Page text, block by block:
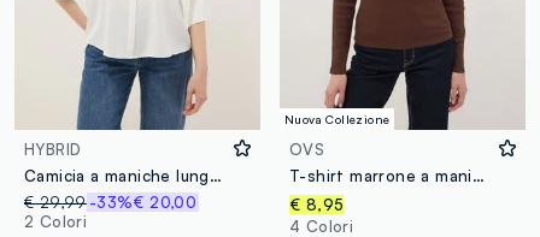
HYBRID
Camicia a maniche lunghe bianca regular fit con collo a fascia
€ 29,99-33%€ 20,00
2 Colori
Nuova Collezione
OVS
T-shirt marrone a maniche lunghe in puro cotone
€ 8,95
4 Colori